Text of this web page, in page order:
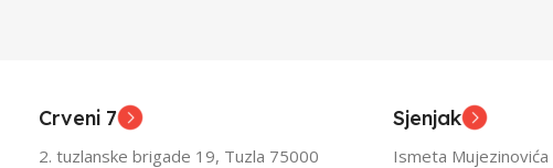
FILTRIRAJ PO TEŽINI FILTRIRAJ PO TEŽINI
Crveni 7
2. tuzlanske brigade 19, Tuzla 75000
Sjenjak
Ismeta